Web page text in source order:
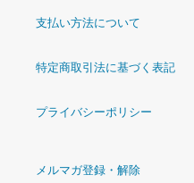
支払い方法について
特定商取引法に基づく表記
プライバシーポリシー
メルマガ登録・解除